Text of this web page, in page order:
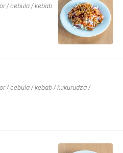
/ cebula / kebab
/ cebula / kebab / kukurudza /